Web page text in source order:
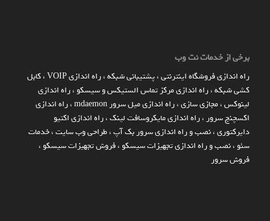
برخی از خدمات نت وب
راه اندازي فروشگاه اينترنتي،پشتیبانی شبکه،راه اندازی VOIP ،کابل
کشی شبکه،راه اندازی مرکز تماس الستیکس و سیسکو،راه اندازی
لینوکس،مجازی سازی،راه اندازی میل سرور mdaemon ،راه اندازی
اکسچنج سرور،راه اندازی مایکروسافت لینک،راه اندازی اکتیو
دایرکتوری،نصب و راه اندازی سرور بک آپ،طراحی وب سایت،خدمات
سئو،نصب و راه اندازی تجهیزات سیسکو،فروش تجهیزات سیسکو،
فروش سرور